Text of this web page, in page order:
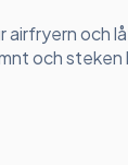
airfryern och
och steken